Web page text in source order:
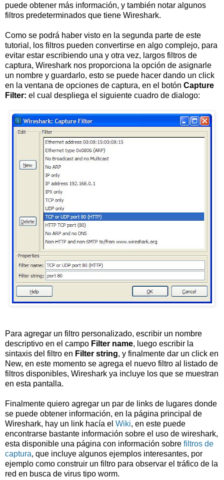
puede obtener más información, y también notar algunos
filtros predeterminados que tiene Wireshark.
Como se podrá haber visto en la segunda parte de este
tutorial, los filtros pueden convertirse en algo complejo, para
evitar estar escribiendo una y otra vez, largos filtros de
captura, Wireshark nos proporciona la opción de asignarle
un nombre y guardarlo, esto se puede hacer dando un click
en la ventana de opciones de captura, en el botón Capture
Filter: el cual despliega el siguiente cuadro de dialogo:
Para agregar un filtro personalizado, escribir un nombre
descriptivo en el campo Filter name, luego escribir la
sintaxis del filtro en Filter string, y finalmente dar un click en
New, en este momento se agrega el nuevo filtro al listado de
filtros disponibles, Wireshark ya incluye los que se muestran
en esta pantalla.
Finalmente quiero agregar un par de links de lugares donde
se puede obtener información, en la página principal de
Wireshark, hay un link hacía el Wiki, en este puede
encontrarse bastante información sobre el uso de wireshark,
esta disponible una página con información sobre filtros de
captura, que incluye algunos ejemplos interesantes, por
ejemplo como construir un filtro para observar el tráfico de la
red en busca de virus tipo worm.